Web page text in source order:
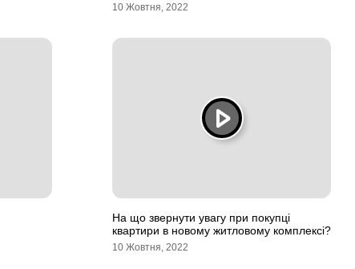
10 Жовтня, 2022
На що звернути увагу при покупці
квартири в новому житловому комплексі?
10 Жовтня, 2022